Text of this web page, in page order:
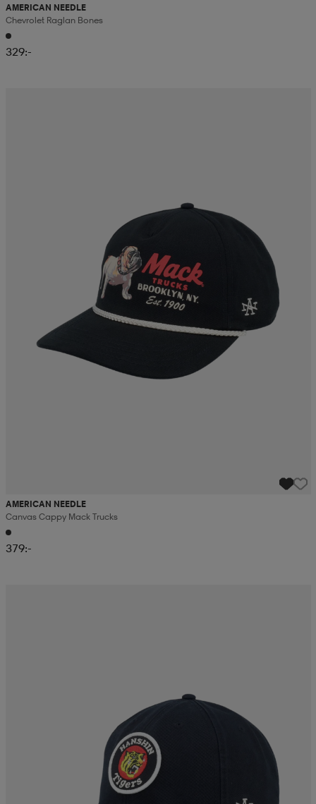
AMERICAN NEEDLE
Chevrolet Raglan Bones
329:-
AMERICAN NEEDLE
Canvas Cappy Mack Trucks
379:-